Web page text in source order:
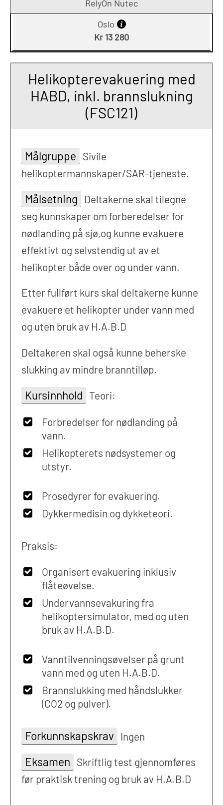
RelyOn Nutec
Oslo
Kr 13 280
Helikopterevakuering med
HABD, inkl. brannslukning
(FSC121)
Målgruppe Sivile
helikoptermannskaper/SAR-tjeneste.
Målsetning
Deltakerne skal tilegne
seg kunnskaper om forberedelser for
nødlanding på sjø,og kunne evakuere
effektivt og selvstendig ut av et
helikopter både over og under vann.
Etter fullført kurs skal deltakerne kunne
evakuere et helikopter under vann med
og uten bruk av H.A.B.D
Deltakeren skal også kunne beherske
slukking av mindre branntilløp.
Kursinnhold Teori:
Forbredelser for nødlanding på
vann.
Helikopterets nødsystemer og
utstyr.
Prosedyrer for evakuering.
Dykkermedisin og dykketeori.
Praksis:
Organisert evakuering inklusiv
flåteøvelse.
Undervannsevakuring fra
helikoptersimulator, med og uten
bruk av H.A.B.D.
Vanntilvenningsøvelser på grunt
vann med og uten H.A.B.D.
Brannslukking med håndslukker
(CO2 og pulver).
Forkunnskapskrav Ingen
Eksamen Skriftlig test gjennomføres
før praktisk trening og bruk av H.A.B.D